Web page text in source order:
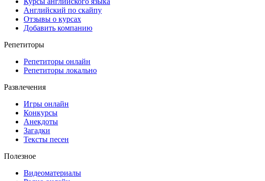
Английский по скайпу
Отзывы о курсах
Добавить компанию
Репетиторы
Репетиторы онлайн
Репетиторы локально
Развлечения
Игры онлайн
Конкурсы
Анекдоты
Загадки
Тексты песен
Полезное
Видеоматериалы